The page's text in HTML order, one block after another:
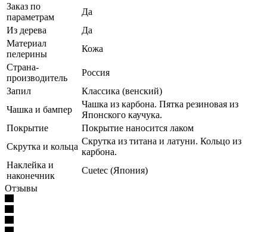
Заказ по
параметрам
Да
Из дерева
Да
Материал
пелерины
Кожа
Страна-
производитель
Россия
Запил
Классика (венский)
Чашка и бампер
Чашка из карбона. Пятка резиновая из
Японского каучука.
Покрытие
Покрытие наносится лаком
Скрутка и кольца
Скрутка из титана и латуни. Кольцо из
карбона.
Наклейка и
наконечник
Cuetec (Япония)
Отзывы